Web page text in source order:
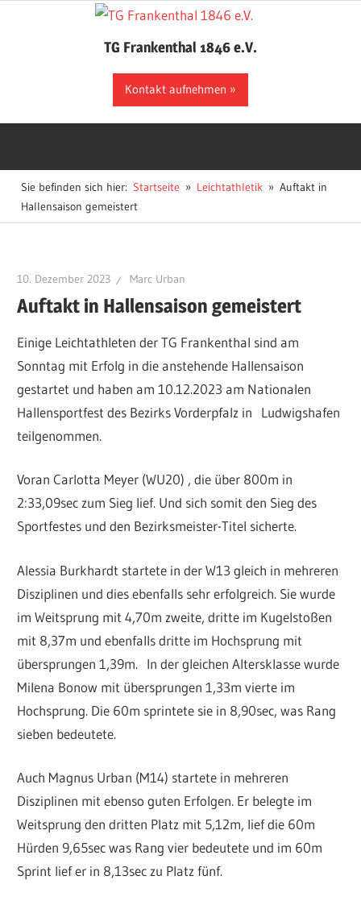
TG Frankenthal 1846 e.V.
Kontakt aufnehmen
Sie befinden sich hier: Startseite Leichtathletik
Auftakt in
Hallensaison gemeistert
10. Dezember 2023 Marc Urban
Auftakt in Hallensaison gemeistert
Einige Leichtathleten der TG Frankenthal sind am
Sonntag mit Erfolg in die anstehende Hallensaison
gestartet und haben am 10.12.2023 am Nationalen
Hallensportfest des Bezirks Vorderpfalz in Ludwigshafen
teilgenommen.
Voran Carlotta Meyer (WU20) , die über 800m in
2:33,09sec zum Sieg lief. Und sich somit den Sieg des
Sportfestes und den Bezirksmeister-Titel sicherte.
Alessia Burkhardt startete in der W13 gleich in mehreren
Disziplinen und dies ebenfalls sehr erfolgreich. Sie wurde
im Weitsprung mit 4,70m zweite, dritte im Kugelstoßen
mit 8,37m und ebenfalls dritte im Hochsprung mit
übersprungen 1,39m. In der gleichen Altersklasse wurde
Milena Bonow mit übersprungen 1,33m vierte im
Hochsprung. Die 60m sprintete sie in 8,90sec, was Rang
sieben bedeutete.
Auch Magnus Urban (M14) startete in mehreren
Disziplinen mit ebenso guten Erfolgen. Er belegte im
Weitsprung den dritten Platz mit 5,12m, lief die 60m
Hürden 9,65sec was Rang vier bedeutete und im 60m
Sprint lief er in 8,13sec zu Platz fünf.